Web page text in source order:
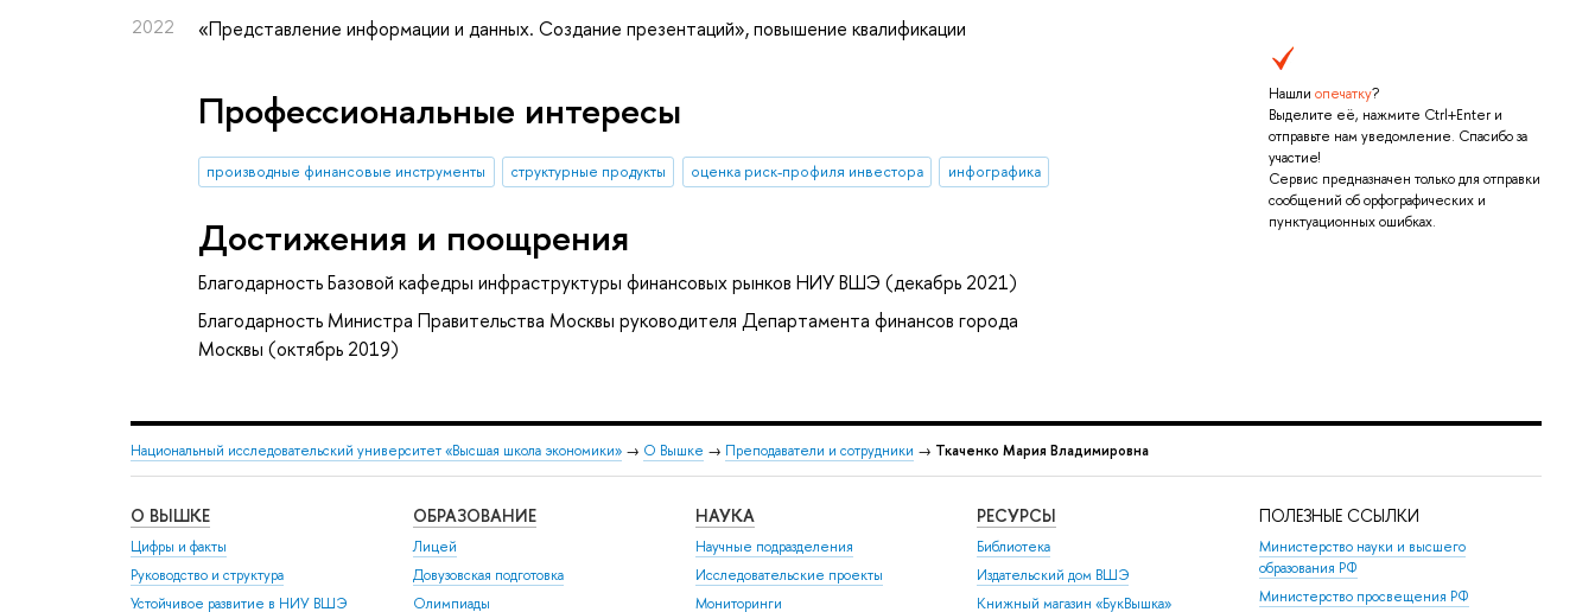
Нашли опечатку?
Выделите её, нажмите Ctrl+Enter и
отправьте нам уведомление. Спасибо за
участие!
Сервис предназначен только для отправки
сообщений об орфографических и
пунктуационных ошибках.
2022 «Представление информации и данных. Создание презентаций», повышение квалификации
Профессиональные интересы
производные финансовые инструменты структурные продукты оценка риск-профиля инвестора инфографика
Достижения и поощрения
Благодарность Базовой кафедры инфраструктуры финансовых рынков НИУ ВШЭ (декабрь 2021)
Благодарность Министра Правительства Москвы руководителя Департамента финансов города
Москвы (октябрь 2019)
Национальный исследовательский университет «Высшая школа экономики» → О Вышке → Преподаватели и сотрудники → Ткаченко Мария Владимировна
О ВЫШКЕ
Цифры и факты
Руководство и структура
Устойчивое развитие в НИУ ВШЭ
ОБРАЗОВАНИЕ
Лицей
Довузовская подготовка
Олимпиады
НАУКА
Научные подразделения
Исследовательские проекты
Мониторинги
РЕСУРСЫ
Библиотека
Издательский дом ВШЭ
Книжный магазин «БукВышка»
ПОЛЕЗНЫЕ ССЫЛКИ
Министерство науки и высшего
образования РФ
Министерство просвещения РФ